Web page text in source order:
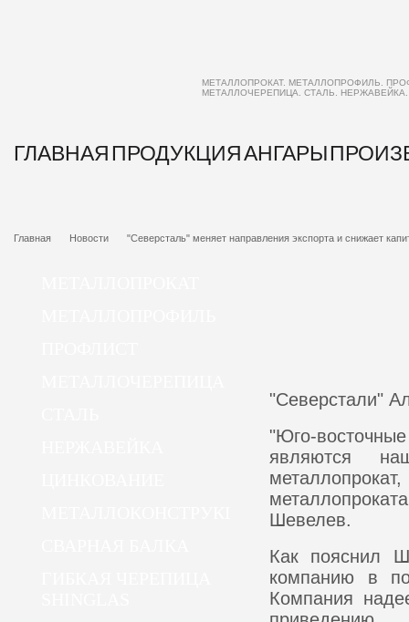
МЕТАЛЛОПРОКАТ. МЕТАЛЛОПРОФИЛЬ.
МЕТАЛЛОЧЕРЕПИЦА. СТАЛЬ.
ГЛАВНАЯПРОДУКЦИЯАНГАРЫ
Главная Новости "Северсталь" меняет направления экспорта и снижает
"Северстали"
"Юго-
являются
Шевелев.
Как пояснил
компанию в
Компания